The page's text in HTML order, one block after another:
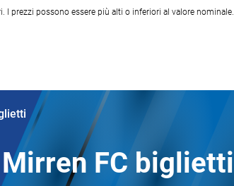
prezzi possono essere più alti o inferiori al valore nominale.
FC biglietti